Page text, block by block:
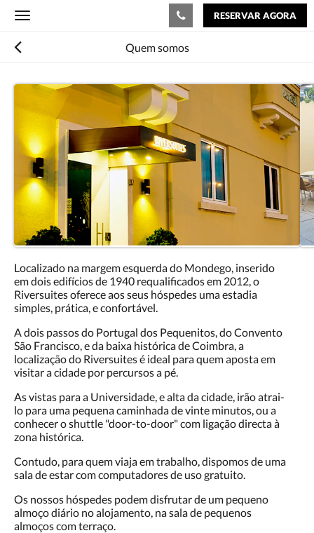
Toggle
RESERVAR AGORA
Quem somos
Localizado na margem esquerda do Mondego, inserido
em dois edifícios de 1940 requalificados em 2012, o
Riversuites oferece aos seus hóspedes uma estadia
simples, prática, e confortável.
A dois passos do Portugal dos Pequenitos, do Convento
São Francisco, e da baixa histórica de Coimbra, a
localização do Riversuites é ideal para quem aposta em
visitar a cidade por percursos a pé.
As vistas para a Universidade, e alta da cidade, irão atrai-
lo para uma pequena caminhada de vinte minutos, ou a
conhecer o shuttle "door-to-door" com ligação directa à
zona histórica.
Contudo, para quem viaja em trabalho, dispomos de uma
sala de estar com computadores de uso gratuito.
Os nossos hóspedes podem disfrutar de um pequeno
almoço diário no alojamento, na sala de pequenos
almoços com terraço.